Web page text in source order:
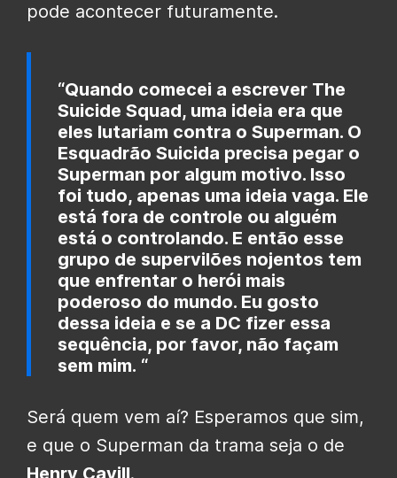
pode acontecer futuramente.
“Quando comecei a escrever The
Suicide Squad, uma ideia era que
eles lutariam contra o Superman. O
Esquadrão Suicida precisa pegar o
Superman por algum motivo. Isso
foi tudo, apenas uma ideia vaga. Ele
está fora de controle ou alguém
está o controlando. E então esse
grupo de supervilões nojentos tem
que enfrentar o herói mais
poderoso do mundo. Eu gosto
dessa ideia e se a DC fizer essa
sequência, por favor, não façam
sem mim. “
Será quem vem aí? Esperamos que sim,
e que o Superman da trama seja o de